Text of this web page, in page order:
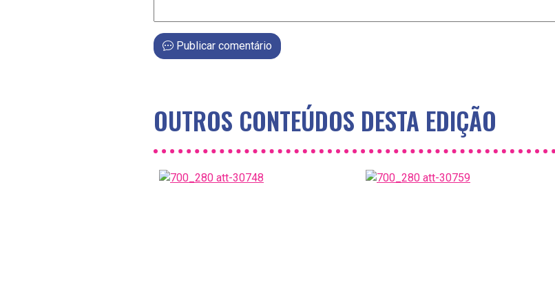
Publicar comentário
OUTROS CONTEÚDOS DESTA EDIÇÃO